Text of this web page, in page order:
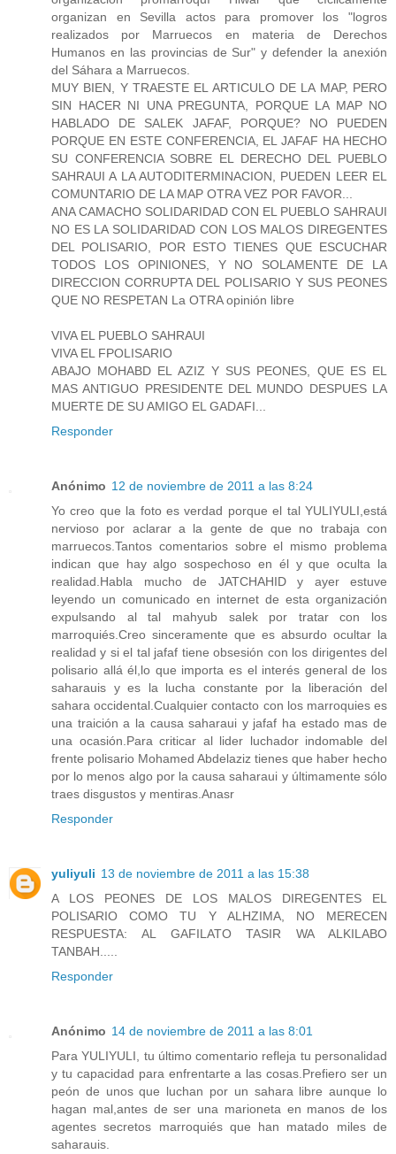
organizan en Sevilla actos para promover los "logros
realizados por Marruecos en materia de Derechos
Humanos en las provincias de Sur" y defender la anexión
del Sáhara a Marruecos.
MUY BIEN, Y TRAESTE EL ARTICULO DE LA MAP, PERO
SIN HACER NI UNA PREGUNTA, PORQUE LA MAP NO
HABLADO DE SALEK JAFAF, PORQUE? NO PUEDEN
PORQUE EN ESTE CONFERENCIA, EL JAFAF HA HECHO
SU CONFERENCIA SOBRE EL DERECHO DEL PUEBLO
SAHRAUI A LA AUTODITERMINACION, PUEDEN LEER EL
COMUNTARIO DE LA MAP OTRA VEZ POR FAVOR...
ANA CAMACHO SOLIDARIDAD CON EL PUEBLO SAHRAUI
NO ES LA SOLIDARIDAD CON LOS MALOS DIREGENTES
DEL POLISARIO, POR ESTO TIENES QUE ESCUCHAR
TODOS LOS OPINIONES, Y NO SOLAMENTE DE LA
DIRECCION CORRUPTA DEL POLISARIO Y SUS PEONES
QUE NO RESPETAN La OTRA opinión libre
VIVA EL PUEBLO SAHRAUI
VIVA EL FPOLISARIO
ABAJO MOHABD EL AZIZ Y SUS PEONES, QUE ES EL
MAS ANTIGUO PRESIDENTE DEL MUNDO DESPUES LA
MUERTE DE SU AMIGO EL GADAFI...
Responder
Anónimo 12 de noviembre de 2011 a las 8:24
Yo creo que la foto es verdad porque el tal YULIYULI,está
nervioso por aclarar a la gente de que no trabaja con
marruecos.Tantos comentarios sobre el mismo problema
indican que hay algo sospechoso en él y que oculta la
realidad.Habla mucho de JATCHAHID y ayer estuve
leyendo un comunicado en internet de esta organización
expulsando al tal mahyub salek por tratar con los
marroquiés.Creo sinceramente que es absurdo ocultar la
realidad y si el tal jafaf tiene obsesión con los dirigentes del
polisario allá él,lo que importa es el interés general de los
saharauis y es la lucha constante por la liberación del
sahara occidental.Cualquier contacto con los marroquies es
una traición a la causa saharaui y jafaf ha estado mas de
una ocasión.Para criticar al lider luchador indomable del
frente polisario Mohamed Abdelaziz tienes que haber hecho
por lo menos algo por la causa saharaui y últimamente sólo
traes disgustos y mentiras.Anasr
Responder
yuliyuli 13 de noviembre de 2011 a las 15:38
A LOS PEONES DE LOS MALOS DIREGENTES EL
POLISARIO COMO TU Y ALHZIMA, NO MERECEN
RESPUESTA: AL GAFILATO TASIR WA ALKILABO
TANBAH.....
Responder
Anónimo 14 de noviembre de 2011 a las 8:01
Para YULIYULI, tu último comentario refleja tu personalidad
y tu capacidad para enfrentarte a las cosas.Prefiero ser un
peón de unos que luchan por un sahara libre aunque lo
hagan mal,antes de ser una marioneta en manos de los
agentes secretos marroquiés que han matado miles de
saharauis.